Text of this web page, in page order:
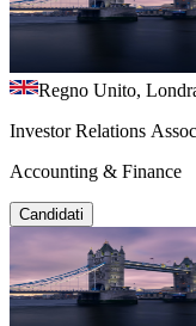
Regno Unito,
Investor Relations
Accounting & Finance
Candidati